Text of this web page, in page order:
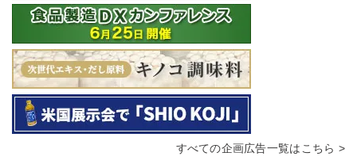
すべての企画広告一覧はこちら >